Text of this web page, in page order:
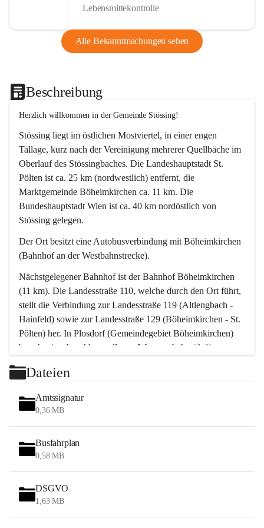
Lebensmittekontrolle
Alle Bekanntmachungen sehen
Beschreibung
Herzlich willkommen in der Gemeinde Stössing!
Stössing liegt im östlichen Mostviertel, in einer engen
Tallage, kurz nach der Vereinigung mehrerer Quellbäche im
Oberlauf des Stössingbaches. Die Landeshauptstadt St.
Pölten ist ca. 25 km (nordwestlich) entfernt, die
Marktgemeinde Böheimkirchen ca. 11 km. Die
Bundeshauptstadt Wien ist ca. 40 km nordöstlich von
Stössing gelegen.
Der Ort besitzt eine Autobusverbindung mit Böheimkirchen
(Bahnhof an der Westbahnstrecke).
Nächstgelegener Bahnhof ist der Bahnhof Böheimkirchen
(11 km). Die Landesstraße 110, welche durch den Ort führt,
stellt die Verbindung zur Landesstraße 119 (Altlengbach -
Hainfeld) sowie zur Landesstraße 129 (Böheimkirchen - St.
Pölten) her. In Plosdorf (Gemeindegebiet Böheimkirchen)
besteht eine Anschlussstelle zur Westautobahn (A 1).
Wien erreicht man in ca. 45 Minuten.
Stössing zählt noch zum Naherholungsraum Wien sowie
zum Naherholungsraum St. Pölten. Viele Bauernhöfe hatten
„ihre Wiener“. Seit 1960 bauten viele Wiener
Wochenendhäuser im Gemeindegebiet. Wegen des
waldreichen Jagdgebietes haben viele Jagdpächter ihre
Das Wandern ist aus touristischer Sicht die bedeutendste
Tätigkeit. Das hügelige Gebiet mit Wanderwegen durch
Wiesen, Wälder und Obstkulturen lädt dazu ein. Gefördert
Dateien
Amtssignatur
0,36 MB
Busfahrplan
0,58 MB
DSGVO
1,63 MB